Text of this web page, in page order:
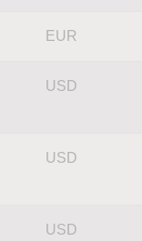
EUR
USD
USD
USD